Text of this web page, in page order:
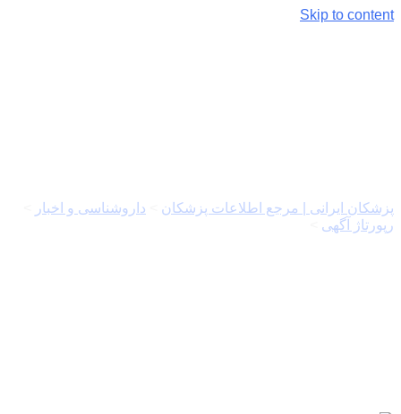
Skip to content
پزشکان ایرانی | مرجع اطلاعات پزشکان داروشناسی و اخبار
رپورتاژ آگهی